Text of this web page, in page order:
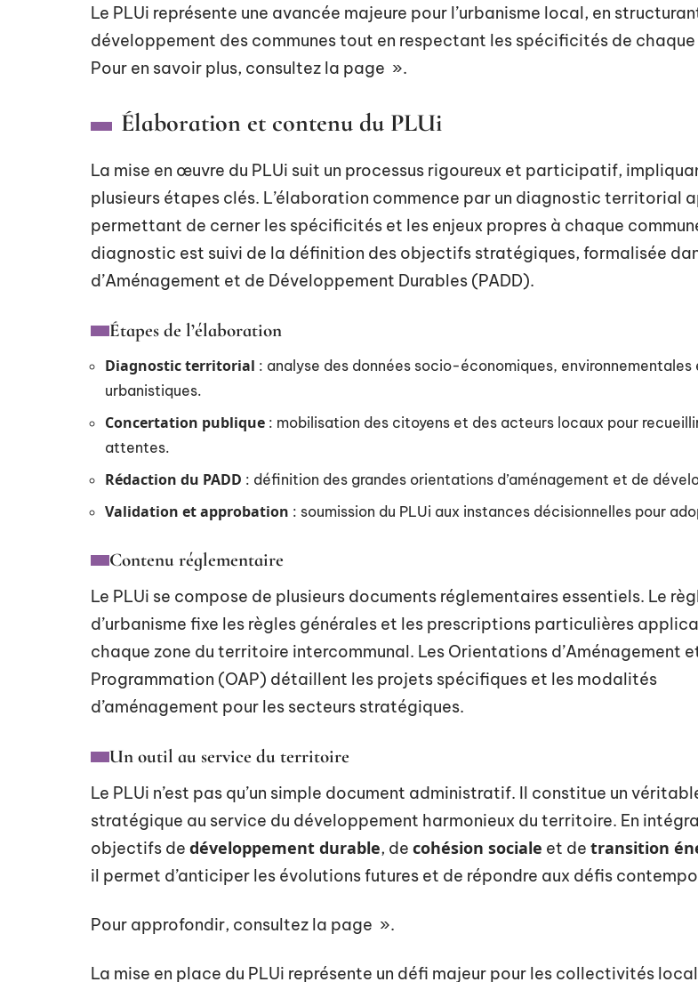
Le PLUi représente une avancée majeure pour l’urbanisme local, en
développement des communes tout en respectant les spécificités de
Pour en savoir plus, consultez la page ».
Élaboration et contenu du PLUi
La mise en œuvre du PLUi suit un processus rigoureux et participatif,
plusieurs étapes clés. L’élaboration commence par un diagnostic territorial
permettant de cerner les spécificités et les enjeux propres à chaque
diagnostic est suivi de la définition des objectifs stratégiques, formalisée
d’Aménagement et de Développement Durables (PADD).
Étapes de l’élaboration
Diagnostic territorial : analyse des données socio-économiques, environnementales
urbanistiques.
Concertation publique : mobilisation des citoyens et des acteurs locaux pour
attentes.
Rédaction du PADD : définition des grandes orientations d’aménagement et de
Validation et approbation : soumission du PLUi aux instances décisionnelles pour
Contenu réglementaire
Le PLUi se compose de plusieurs documents réglementaires essentiels. Le
d’urbanisme fixe les règles générales et les prescriptions particulières
chaque zone du territoire intercommunal. Les Orientations d’Aménagement
Programmation (OAP) détaillent les projets spécifiques et les modalités
d’aménagement pour les secteurs stratégiques.
Un outil au service du territoire
Le PLUi n’est pas qu’un simple document administratif. Il constitue un
stratégique au service du développement harmonieux du territoire. En
objectifs de développement durable, de cohésion sociale et de transition
il permet d’anticiper les évolutions futures et de répondre aux défis
Pour approfondir, consultez la page ».
La mise en place du PLUi représente un défi majeur pour les collectivités